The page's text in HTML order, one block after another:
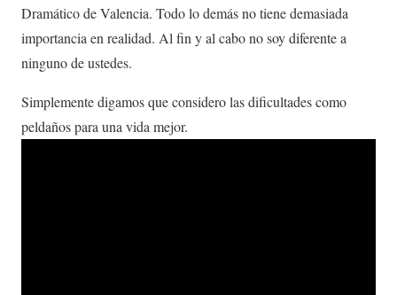
Dramático de Valencia. Todo lo demás no tiene demasiada
importancia en realidad. Al fin y al cabo no soy diferente a
ninguno de ustedes.
Simplemente digamos que considero las dificultades como
peldaños para una vida mejor.